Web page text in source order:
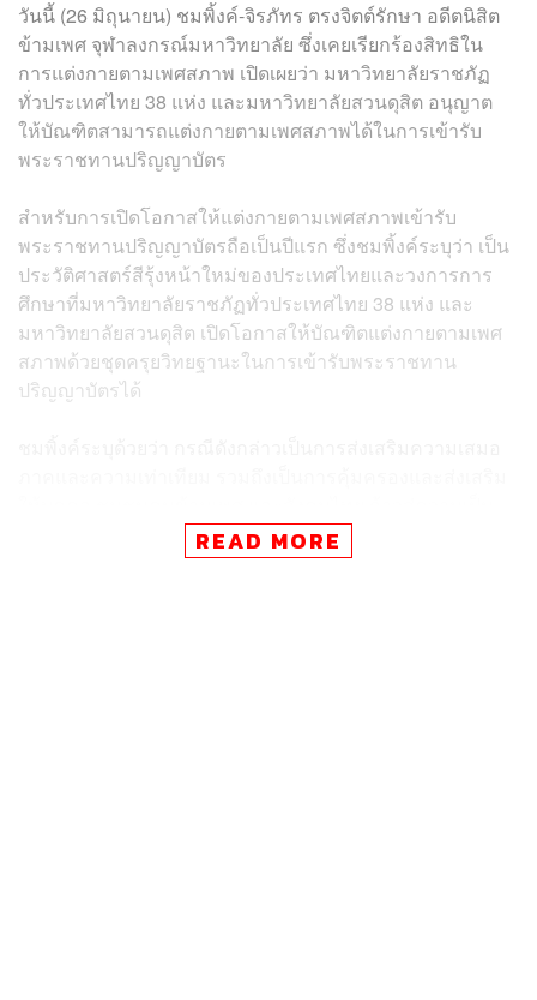
วันนี้ (26 มิถุนายน) ชมพิ้งค์-จิรภัทร ตรงจิตต์รักษา อดีตนิสิต
ข้ามเพศ จุฬาลงกรณ์มหาวิทยาลัย ซึ่งเคยเรียกร้องสิทธิใน
การแต่งกายตามเพศสภาพ เปิดเผยว่า มหาวิทยาลัยราชภัฏ
ทั่วประเทศไทย 38 แห่ง และมหาวิทยาลัยสวนดุสิต อนุญาต
ให้บัณฑิตสามารถแต่งกายตามเพศสภาพได้ในการเข้ารับ
พระราชทานปริญญาบัตร
สำหรับการเปิดโอกาสให้แต่งกายตามเพศสภาพเข้ารับ
พระราชทานปริญญาบัตรถือเป็นปีแรก ซึ่งชมพิ้งค์ระบุว่า เป็น
ประวัติศาสตร์สีรุ้งหน้าใหม่ของประเทศไทยและวงการการ
ศึกษาที่มหาวิทยาลัยราชภัฏทั่วประเทศไทย 38 แห่ง และ
มหาวิทยาลัยสวนดุสิต เปิดโอกาสให้บัณฑิตแต่งกายตามเพศ
สภาพด้วยชุดครุยวิทยฐานะในการเข้ารับพระราชทาน
ปริญญาบัตรได้
สากลทัดเทียมนานาอารยประเทศได้อย่างเต็มภาคภูมิ โดย
ตระหนักถึงสิทธิการเข้าถึงความยุติธรรมและได้รับการ
READ MORE